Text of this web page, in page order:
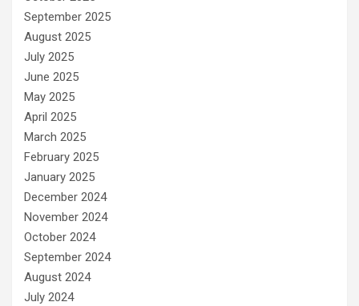
September 2025
August 2025
July 2025
June 2025
May 2025
April 2025
March 2025
February 2025
January 2025
December 2024
November 2024
October 2024
September 2024
August 2024
July 2024